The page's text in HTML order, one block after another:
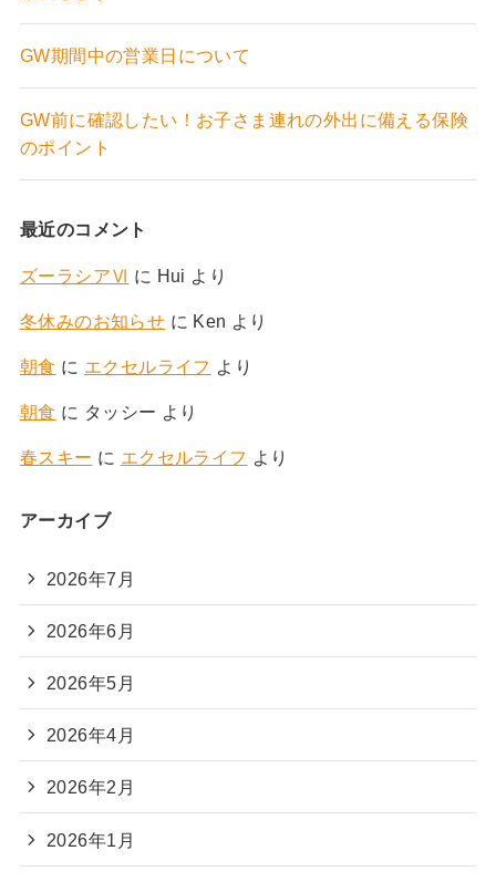
GW期間中の営業日について
GW前に確認したい！お子さま連れの外出に備える保険
のポイント
最近のコメント
ズーラシアⅥ に Hui より
冬休みのお知らせ に Ken より
朝食 に エクセルライフ より
朝食 に タッシー より
春スキー に エクセルライフ より
アーカイブ
2026年7月
2026年6月
2026年5月
2026年4月
2026年2月
2026年1月